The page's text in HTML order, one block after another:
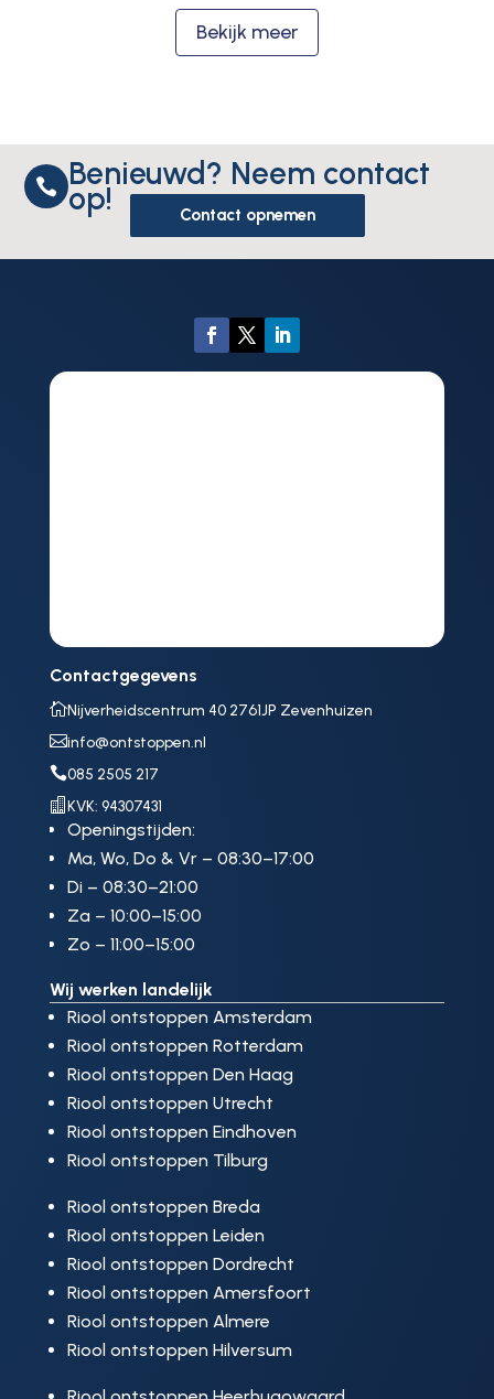
Bekijk meer
 Benieuwd? Neem contact
op! Contact opnemen
Contactgegevens
Nijverheidscentrum 40 2761JP Zevenhuizen
info@ontstoppen.nl
085 2505 217
 KVK: 94307431
Openingstijden:
Ma, Wo, Do & Vr – 08:30–17:00
Di – 08:30–21:00
Za – 10:00–15:00
Zo – 11:00–15:00
Wij werken landelijk
Riool ontstoppen Amsterdam
Riool ontstoppen Rotterdam
Riool ontstoppen Den Haag
Riool ontstoppen Utrecht
Riool ontstoppen Eindhoven
Riool ontstoppen Tilburg
Riool ontstoppen Breda
Riool ontstoppen Leiden
Riool ontstoppen Dordrecht
Riool ontstoppen Amersfoort
Riool ontstoppen Almere
Riool ontstoppen Hilversum